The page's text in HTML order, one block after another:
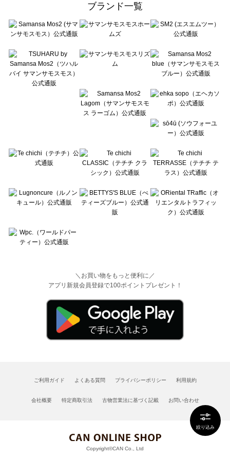
絞り込み
sō4ū（ソウフォーユー）のシューズ一覧
Te chichi（テチチ）のシューズ一覧
Te chichi CLASSIC（テチチ クラシック）のシューズ一覧
Lugnoncure（ルノンキュール）のシューズ一覧
BETTY'S BLUE（べティーズブルー）のシューズ一覧
Wpc.（ワールドパーティー）のシューズ一覧
ブランド一覧
＼お買い物をもっと便利に／
アプリ新規会員登録で100ポイントプレゼント！
ご利用ガイド よくある質問 プライバシーポリシー 利用規約
会社概要 特定商取引法 古物営業法に基づく記載 お問い合わせ
Copyright©CAN Co., Ltd